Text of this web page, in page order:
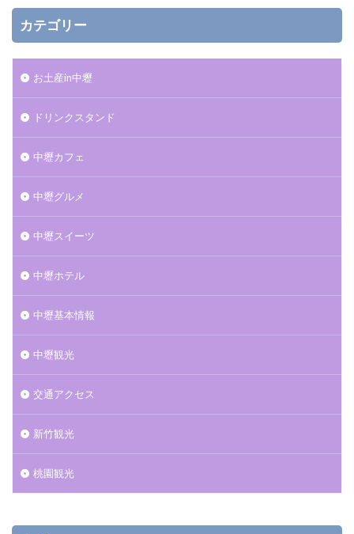
カテゴリー
お土産in中壢
ドリンクスタンド
中壢カフェ
中壢グルメ
中壢スイーツ
中壢ホテル
中壢基本情報
中壢観光
交通アクセス
新竹観光
桃園観光